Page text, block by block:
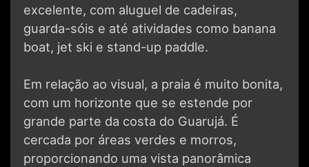
excelente, com aluguel de cadeiras,
guarda-sóis e até atividades como banana
boat, jet ski e stand-up paddle.
Em relação ao visual, a praia é muito bonita,
com um horizonte que se estende por
grande parte da costa do Guarujá. É
cercada por áreas verdes e morros,
proporcionando uma vista panorâmica